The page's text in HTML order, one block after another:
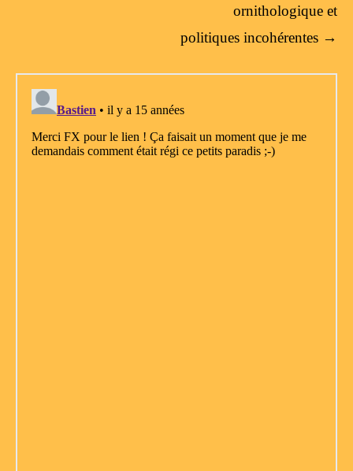
ornithologique et
politiques incohérentes →